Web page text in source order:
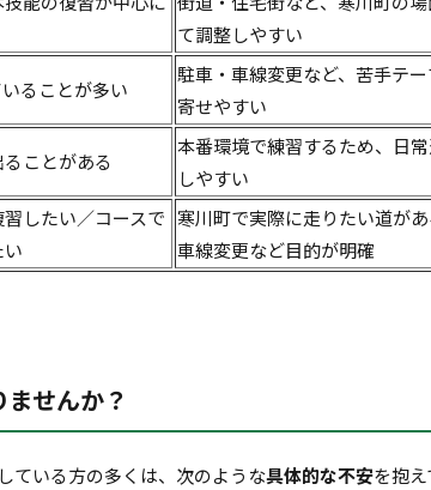
て調整しやすい
ることが多い
駐車・車線変更など、苦手テ
寄せやすい
ことがある
本番環境で練習するため、日
しやすい
したい／コースで 寒川町で実際に走りたい道が
車線変更など目的が明確
せんか？
ている方の多くは、次のような具体的な不安を抱え